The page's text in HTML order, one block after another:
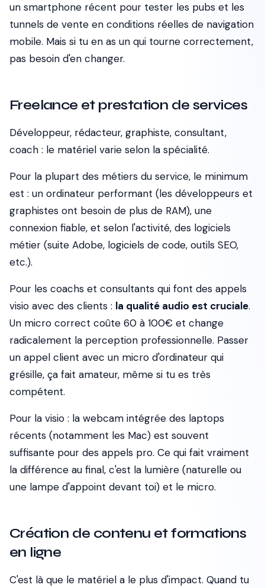
un smartphone récent pour tester les pubs et les
tunnels de vente en conditions réelles de navigation
mobile. Mais si tu en as un qui tourne correctement,
pas besoin d'en changer.
Freelance et prestation de services
Développeur, rédacteur, graphiste, consultant,
coach : le matériel varie selon la spécialité.
Pour la plupart des métiers du service, le minimum
est : un ordinateur performant (les développeurs et
graphistes ont besoin de plus de RAM), une
connexion fiable, et selon l'activité, des logiciels
métier (suite Adobe, logiciels de code, outils SEO,
etc.).
Pour les coachs et consultants qui font des appels
visio avec des clients : la qualité audio est cruciale.
Un micro correct coûte 60 à 100€ et change
radicalement la perception professionnelle. Passer
un appel client avec un micro d'ordinateur qui
grésille, ça fait amateur, même si tu es très
compétent.
Pour la visio : la webcam intégrée des laptops
récents (notamment les Mac) est souvent
suffisante pour des appels pro. Ce qui fait vraiment
la différence au final, c'est la lumière (naturelle ou
une lampe d'appoint devant toi) et le micro.
Création de contenu et formations
en ligne
C'est là que le matériel a le plus d'impact. Quand tu